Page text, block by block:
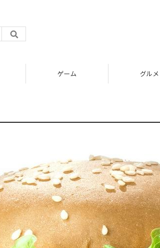
ゲーム グルメ